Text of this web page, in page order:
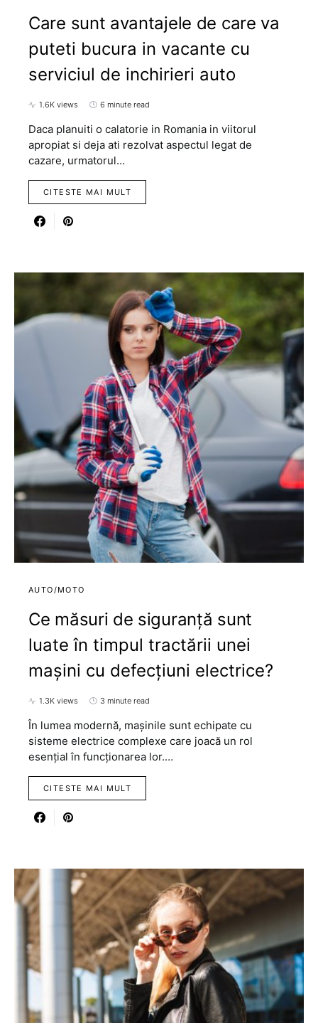
Care sunt avantajele de care va
puteti bucura in vacante cu
serviciul de inchirieri auto
1.6K views 6 minute read
Daca planuiti o calatorie in Romania in viitorul
apropiat si deja ati rezolvat aspectul legat de
cazare, urmatorul…
CITESTE MAI MULT
AUTO/MOTO
Ce măsuri de siguranță sunt
luate în timpul tractării unei
mașini cu defecțiuni electrice?
1.3K views 3 minute read
În lumea modernă, mașinile sunt echipate cu
sisteme electrice complexe care joacă un rol
esențial în funcționarea lor.…
CITESTE MAI MULT